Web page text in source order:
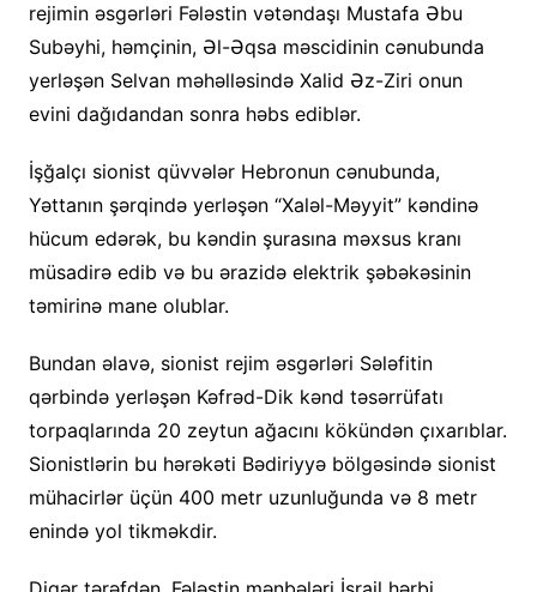
rejimin əsgərləri Fələstin vətəndaşı Mustafa Əbu
Subəyhi, həmçinin, Əl-Əqsa məscidinin cənubunda
yerləşən Selvan məhəlləsində Xalid Əz-Ziri onun
evini dağıdandan sonra həbs ediblər.
İşğalçı sionist qüvvələr Hebronun cənubunda,
Yəttanın şərqində yerləşən “Xaləl-Məyyit” kəndinə
hücum edərək, bu kəndin şurasına məxsus kranı
müsadirə edib və bu ərazidə elektrik şəbəkəsinin
təmirinə mane olublar.
Bundan əlavə, sionist rejim əsgərləri Sələfitin
qərbində yerləşən Kəfrəd-Dik kənd təsərrüfatı
torpaqlarında 20 zeytun ağacını kökündən çıxarıblar.
Sionistlərin bu hərəkəti Bədiriyyə bölgəsində sionist
mühacirlər üçün 400 metr uzunluğunda və 8 metr
enində yol tikməkdir.